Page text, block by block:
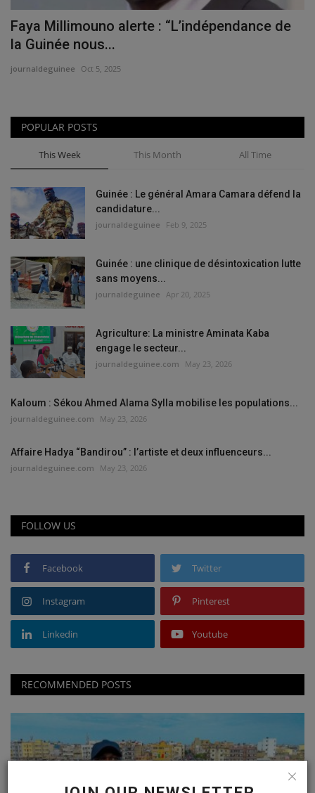
Faya Millimouno alerte : “L’indépendance de
la Guinée nous...
journaldeguinee Oct 5, 2025
POPULAR POSTS
This Week This Month All Time
Guinée : Le général Amara Camara défend la
candidature...
journaldeguinee Feb 9, 2025
Guinée : une clinique de désintoxication lutte
sans moyens...
journaldeguinee Apr 20, 2025
Agriculture: La ministre Aminata Kaba
engage le secteur...
journaldeguinee.com May 23, 2026
Kaloum : Sékou Ahmed Alama Sylla mobilise les populations...
journaldeguinee.com May 23, 2026
Affaire Hadya “Bandirou” : l’artiste et deux influenceurs...
journaldeguinee.com May 23, 2026
FOLLOW US
Facebook Twitter
Instagram Pinterest
Linkedin Youtube
RECOMMENDED POSTS